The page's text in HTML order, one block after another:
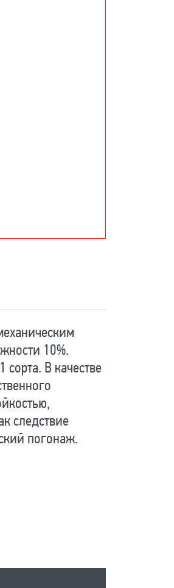
10%.
В качестве
следствие
погонаж.